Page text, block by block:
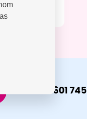
+420 491 601 745